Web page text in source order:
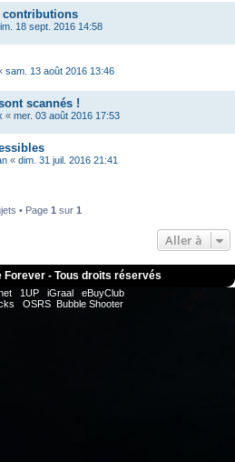
contributions
18 sept. 2016 14:58
sam. 13 août 2016 13:46
scannés !
« mer. 03 août 2016 17:53
« dim. 31 juil. 2016 21:41
• Page 1 sur 1
Aller à
Forever - Tous droits réservés
1UP iGraal
eBuyClub
OSRS Bubble Shooter